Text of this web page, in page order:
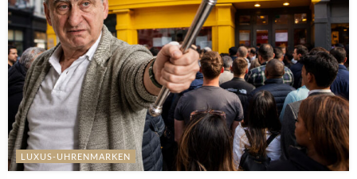
LUXUS-UHRENMARKEN